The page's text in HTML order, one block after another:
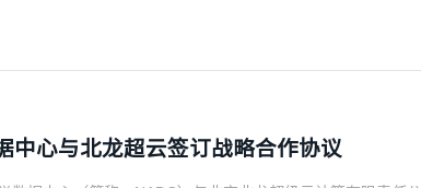
中心与北龙超云签订战略合作协议